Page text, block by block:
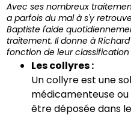
Avec ses nombreux
a parfois du mal à s'y
Baptiste l'aide
traitement. Il donne à
fonction de leur classification
Les collyres :
Un collyre est une
médicamenteuse
être déposée dans